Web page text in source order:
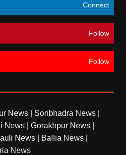
Connect
Follow
Follow
News Sonbhadra News
News Gorakhpur News
News Ballia News
News